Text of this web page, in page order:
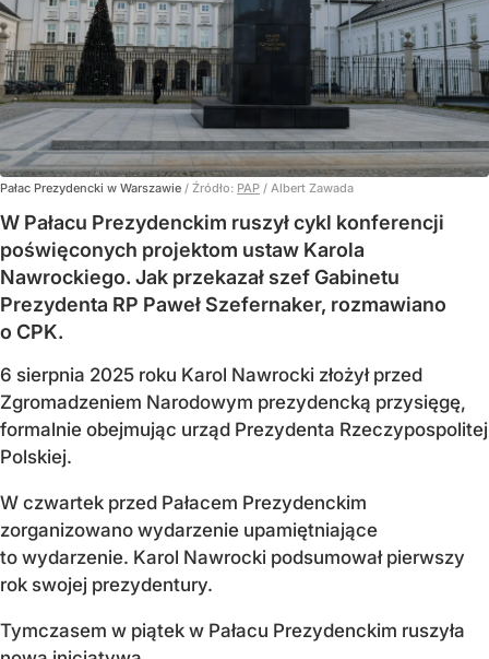
Pałac Prezydencki w Warszawie / Źródło: PAP / Albert Zawada
W Pałacu Prezydenckim ruszył cykl konferencji
poświęconych projektom ustaw Karola
Nawrockiego. Jak przekazał szef Gabinetu
Prezydenta RP Paweł Szefernaker, rozmawiano
o CPK.
6 sierpnia 2025 roku Karol Nawrocki złożył przed
Zgromadzeniem Narodowym prezydencką przysięgę,
formalnie obejmując urząd Prezydenta Rzeczypospolitej
Polskiej.
W czwartek przed Pałacem Prezydenckim
zorganizowano wydarzenie upamiętniające
to wydarzenie. Karol Nawrocki podsumował pierwszy
rok swojej prezydentury.
Tymczasem w piątek w Pałacu Prezydenckim ruszyła